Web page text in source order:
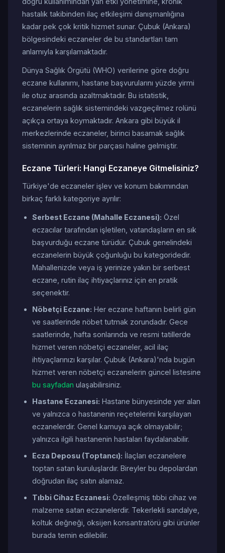
hastalık takibinden ilaç etkileşimi danışmanlığına
kadar pek çok kritik hizmet sunar. Çubuk (Ankara)
bölgesindeki eczaneler de bu standartları tam
anlamıyla karşılamaktadır.
Dünya Sağlık Örgütü (WHO) verilerine göre doğru
eczane kullanımı, hastane başvurularını yüzde yirmi
ile otuz arasında azaltmaktadır. Bu istatistik,
eczanelerin sağlık sistemindeki vazgeçilmez rolünü
açıkça ortaya koymaktadır. Ankara gibi büyük il
merkezlerinde eczaneler, birinci basamak sağlık
sisteminin ayrılmaz bir parçası haline gelmiştir.
Eczane Türleri: Hangi Eczaneye Gitmelisiniz?
Türkiye'de eczaneler işlev ve konum bakımından
birkaç farklı kategoriye ayrılır:
Serbest Eczane (Mahalle Eczanesi): Özel
eczacılar tarafından işletilen, vatandaşların en sık
başvurduğu eczane türüdür. Çubuk genelindeki
eczanelerin büyük çoğunluğu bu kategoridedir.
Mahallenizde veya iş yerinize yakın bir serbest
eczane, rutin ilaç ihtiyaçlarınız için en pratik
seçenektir.
Nöbetçi Eczane: Her eczane haftanın belirli gün
ve saatlerinde nöbet tutmak zorundadır. Gece
saatlerinde, hafta sonlarında ve resmi tatillerde
hizmet veren nöbetçi eczaneler, acil ilaç
ihtiyaçlarınızı karşılar. Çubuk (Ankara)'nda bugün
hizmet veren nöbetçi eczanelerin güncel listesine
bu sayfadan ulaşabilirsiniz.
Hastane Eczanesi: Hastane bünyesinde yer alan
ve yalnızca o hastanenin reçetelerini karşılayan
eczanelerdir. Genel kamuya açık olmayabilir;
yalnızca ilgili hastanenin hastaları faydalanabilir.
Ecza Deposu (Toptancı): İlaçları eczanelere
toptan satan kuruluşlardır. Bireyler bu depolardan
doğrudan ilaç satın alamaz.
Tıbbi Cihaz Eczanesi: Özelleşmiş tıbbi cihaz ve
malzeme satan eczanelerdir. Tekerlekli sandalye,
koltuk değneği, oksijen konsantratörü gibi ürünler
burada temin edilebilir.